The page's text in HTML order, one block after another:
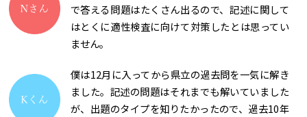
で答える問題はたくさん出るので、記述に関して
はとくに適性検査に向けて対策したとは思ってい
ません。
僕は12月に入ってから県立の過去問を一気に解き
ました。記述の問題はそれまでも解いていました
が、出題のタイプを知りたかったので、過去10年